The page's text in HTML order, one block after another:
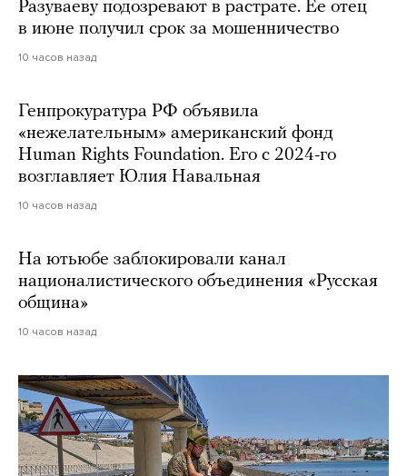
Разуваеву подозревают в растрате. Ее отец
в июне получил срок за мошенничество
10 часов назад
Генпрокуратура РФ объявила
«нежелательным» американский фонд
Human Rights Foundation. Его с 2024-го
возглавляет Юлия Навальная
10 часов назад
На ютьюбе заблокировали канал
националистического объединения «Русская
община»
10 часов назад